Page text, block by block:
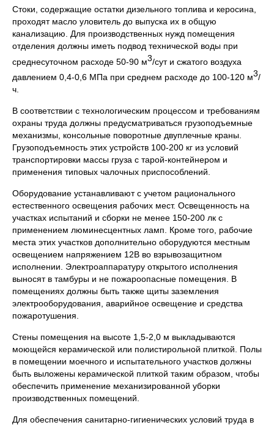
Стоки, содержащие остатки дизельного топлива и керосина,
проходят масло уловитель до выпуска их в общую
канализацию. Для производственных нужд помещения
отделения должны иметь подвод технической воды при
среднесуточном расходе 50-90 м3/сут и сжатого воздуха
давлением 0,4-0,6 МПа при среднем расходе до 100-120 м3/
ч.
В соответствии с технологическим процессом и требованиям
охраны труда должны предусматриваться грузоподъемные
механизмы, консольные поворотные двуплечные краны.
Грузоподъемность этих устройств 100-200 кг из условий
транспортировки массы груза с тарой-контейнером и
применения типовых чалочных приспособлений.
Оборудование устанавливают с учетом рационального
естественного освещения рабочих мест. Освещенность на
участках испытаний и сборки не менее 150-200 лк с
применением люминесцентных ламп. Кроме того, рабочие
места этих участков дополнительно оборудуются местным
освещением напряжением 12В во взрывозащитном
исполнении. Электроаппаратуру открытого исполнения
выносят в тамбуры и не пожароопасные помещения. В
помещениях должны быть также щиты заземления
электрооборудования, аварийное освещение и средства
пожаротушения.
Стены помещения на высоте 1,5-2,0 м выкладываются
моющейся керамической или полистирольной плиткой. Полы
в помещении моечного и испытательного участков должны
быть выложены керамической плиткой таким образом, чтобы
обеспечить применение механизированной уборки
производственных помещений.
Для обеспечения санитарно-гигиенических условий труда в